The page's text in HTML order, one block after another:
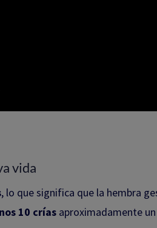
vida
, lo que significa que la hembra
10 crías aproximadamente